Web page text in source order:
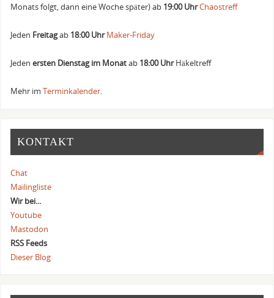
Monats folgt, dann eine Woche später) ab 19:00 UhrChaostreff
Jeden Freitagab 18:00 Uhr Maker-Friday
Jedenersten Dienstag im Monatab 18:00 UhrHäkeltreff
Mehr imTerminkalender.
KONTAKT
Chat
Mailingliste
Wir bei...
Youtube
Mastodon
RSS Feeds
Dieser Blog